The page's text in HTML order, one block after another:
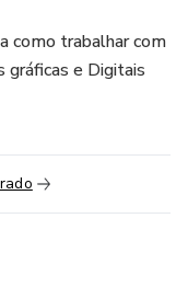
como trabalhar com
gráficas e Digitais